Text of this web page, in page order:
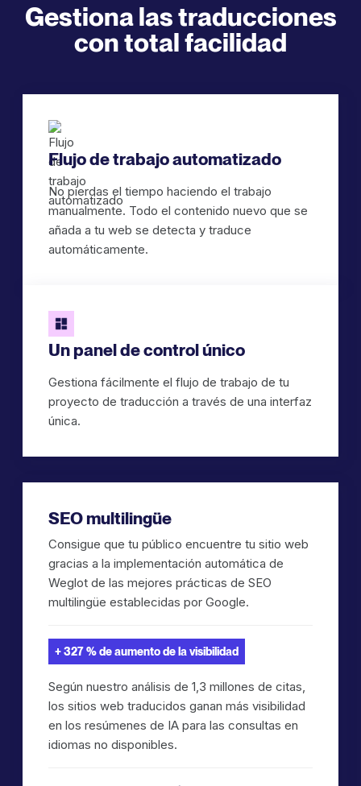
Gestiona las traducciones
con total facilidad
Flujo de trabajo automatizado
No pierdas el tiempo haciendo el trabajo
manualmente. Todo el contenido nuevo que se
añada a tu web se detecta y traduce
automáticamente.
Un panel de control único
Gestiona fácilmente el flujo de trabajo de tu
proyecto de traducción a través de una interfaz
única.
SEO multilingüe
Consigue que tu público encuentre tu sitio web
gracias a la implementación automática de
Weglot de las mejores prácticas de SEO
multilingüe establecidas por Google.
+ 327 % de aumento de la visibilidad
Según nuestro análisis de 1,3 millones de citas,
los sitios web traducidos ganan más visibilidad
en los resúmenes de IA para las consultas en
idiomas no disponibles.